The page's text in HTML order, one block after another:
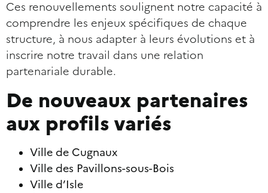
Ces renouvellements soulignent notre capacité à
comprendre les enjeux spécifiques de chaque
structure, à nous adapter à leurs évolutions et à
inscrire notre travail dans une relation
partenariale durable.
De nouveaux partenaires
aux profils variés
Ville de Cugnaux
Ville des Pavillons-sous-Bois
Ville d’Isle